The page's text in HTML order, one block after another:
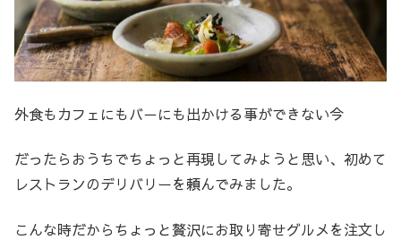
外食もカフェにもバ－にも出かける事ができない今
だったらおうちでちょっと再現してみようと思い、初めて
レストランのデリバリーを頼んでみました。
こんな時だからちょっと贅沢にお取り寄せグルメを注文し